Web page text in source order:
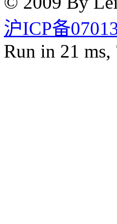
沪ICP备
Run in 21 ms,